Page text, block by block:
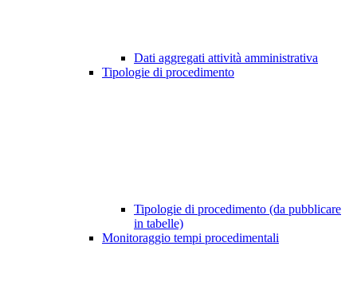
Dati aggregati attività amministrativa
Tipologie di procedimento
Tipologie di procedimento (da pubblicare
in tabelle)
Monitoraggio tempi procedimentali